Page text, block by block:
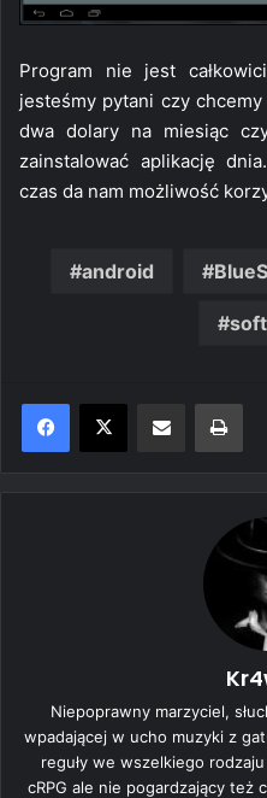
Program nie jest
jesteśmy pytani czy
dwa dolary na miesiąc
zainstalować aplikację
czas da nam możliwość
android
Niepoprawny marzyciel,
wpadającej w ucho muzyki z
reguły we wszelkiego
cRPG ale nie pogardzający też